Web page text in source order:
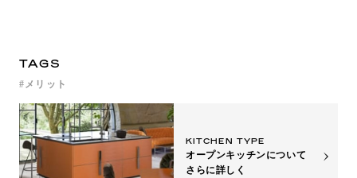
TAGS
メリット
KITCHEN TYPE
オープンキッチンについて
さらに詳しく